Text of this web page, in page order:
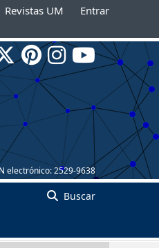
Revistas UM Entrar
electrónico:2529-9638
Buscar